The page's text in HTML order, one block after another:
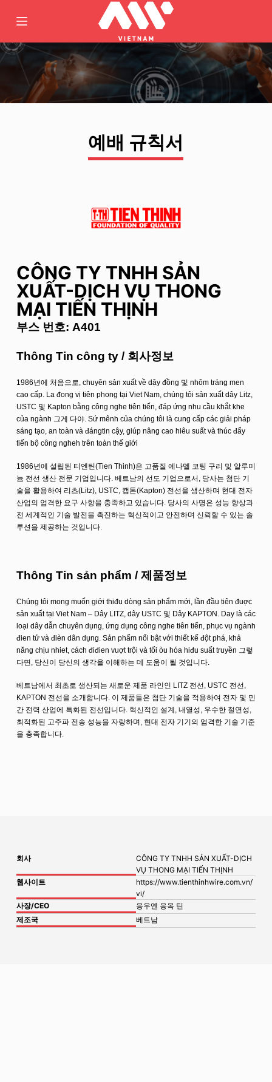
콘
츠
로
예배 규칙서
CÔNG TY TNHH SẢN
XUẤT-DỊCH VỤ THONG
MẠI TIẾN THỊNH
부스 번호: A401
Thông Tin công ty / 회사정보
1986년에 처음으로, chuyên sản xuất về dây đồng 및 nhôm tráng men
cao cấp. La đong vị tiên phong tại Viet Nam, chúng tôi sản xuất dây Litz,
USTC 및 Kapton bằng công nghе tiên tiến, đáp ứng nhu cầu khắt khe
của ngành 그게 다야. Sứ mênh của chúng tôi là cung cấp các giải pháp
sáng tạo, an toàn và đángtin cậy, giúp nâng cao hiêu suất và thúc đẩy
tiến bộ công ngheh trên toàn thế giới
1986년에 설립된 티엔틴(Tien Thinh)은 고품질 에나멜 코팅 구리 및 알루미
늄 전선 생산 전문 기업입니다. 베트남의 선도 기업으로서, 당사는 첨단 기
술을 활용하여 리츠(Litz), USTC, 캡톤(Kapton) 전선을 생산하며 현대 전자
산업의 엄격한 요구 사항을 충족하고 있습니다. 당사의 사명은 성능 향상과
전 세계적인 기술 발전을 촉진하는 혁신적이고 안전하며 신뢰할 수 있는 솔
루션을 제공하는 것입니다.
Thông Tin sản phẩm / 제품정보
Chúng tôi mong muốn giới thiđu dòng sản phẩm mới, lần đầu tiên đuợc
sản xuất tại Viet Nam – Dây LITZ, dây USTC 및 Dây KAPTON. Day là các
loại dây dẫn chuyên dụng, ứng dụng công nghе tiên tiến, phục vụ ngành
điеn tử và đièn dân dụng. Sản phẩm nổi bật với thiết kế đột phá, khả
năng chịu nhiet, cách điđien vuợt trội và tối òu hóa hiđu suất truyền 그렇
다면, 당신이 당신의 생각을 이해하는 데 도움이 될 것입니다.
베트남에서 최초로 생산되는 새로운 제품 라인인 LITZ 전선, USTC 전선,
KAPTON 전선을 소개합니다. 이 제품들은 첨단 기술을 적용하여 전자 및 민
간 전력 산업에 특화된 전선입니다. 혁신적인 설계, 내열성, 우수한 절연성,
최적화된 고주파 전송 성능을 자랑하며, 현대 전자 기기의 엄격한 기술 기준
을 충족합니다.
회사
CÔNG TY TNHH SẢN XUẤT-DỊCH
VỤ THONG MẠI TIẾN THỊNH
웹사이트
https://www.tienthinhwire.com.vn/
vi/
사장/CEO
응우옌 응옥 틴
제조국
베트남